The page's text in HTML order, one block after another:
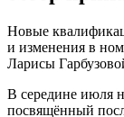
Новые
и изменения в
Ларисы
В середине июля
посвящённый